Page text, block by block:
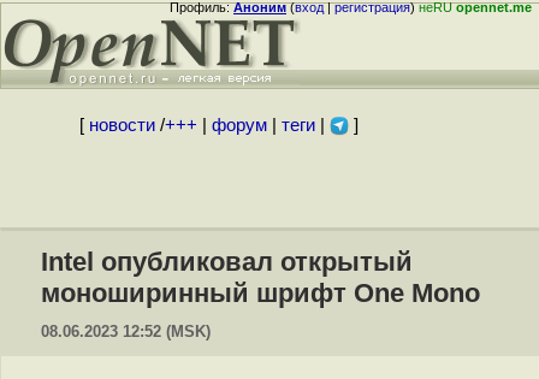
Профиль:Аноним(вход|регистрация)неRUopennet.me
[ новости/+++ форум| теги| ]
Intel опубликовал открытый
моноширинный шрифт One Mono
08.06.2023 12:52 (MSK)